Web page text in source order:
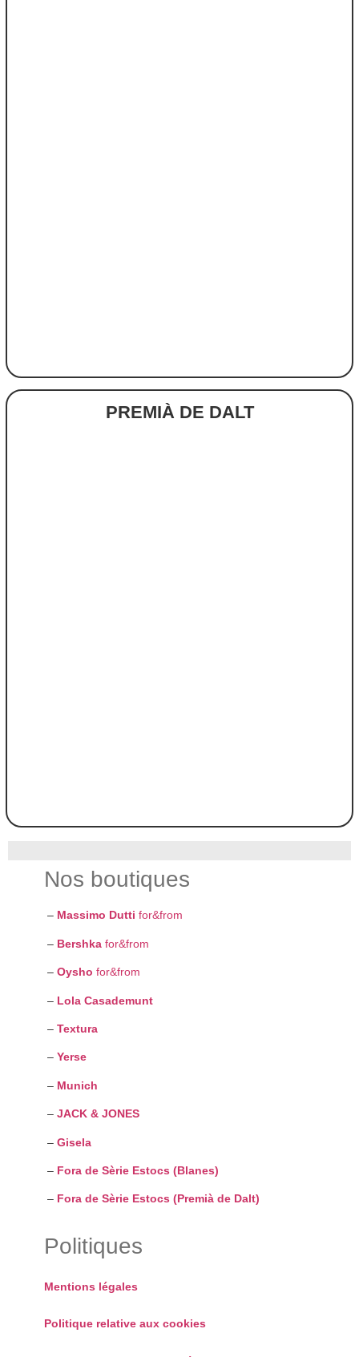
PREMIÀ DE DALT
Nos boutiques
– Massimo Dutti for&from
– Bershka for&from
– Oysho for&from
– Lola Casademunt
– Textura
– Yerse
– Munich
– JACK & JONES
– Gisela
– Fora de Sèrie Estocs (Blanes)
– Fora de Sèrie Estocs (Premià de Dalt)
Politiques
Mentions légales
Politique relative aux cookies